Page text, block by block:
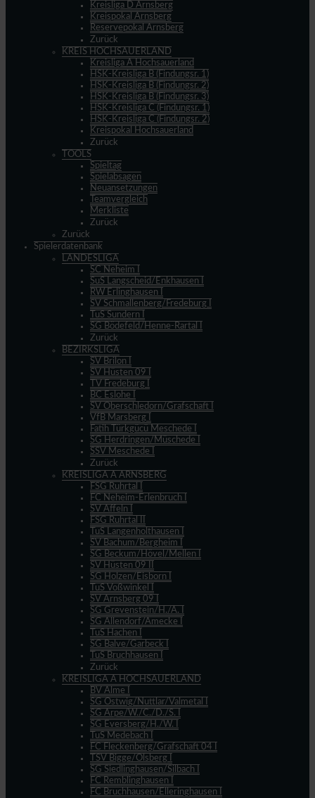
Kreisliga D Arnsberg
Kreispokal Arnsberg
Reservepokal Arnsberg
Zurück
KREIS HOCHSAUERLAND
Kreisliga A Hochsauerland
HSK-Kreisliga B (Findungsr. 1)
HSK-Kreisliga B (Findungsr. 2)
HSK-Kreisliga B (Findungsr. 3)
HSK-Kreisliga C (Findungsr. 1)
HSK-Kreisliga C (Findungsr. 2)
Kreispokal Hochsauerland
Zurück
TOOLS
Spieltag
Spielabsagen
Neuansetzungen
Teamvergleich
Merkliste
Zurück
Zurück
Spielerdatenbank
LANDESLIGA
SC Neheim I
SuS Langscheid/Enkhausen I
RW Erlinghausen I
SV Schmallenberg/Fredeburg I
TuS Sundern I
SG Bödefeld/Henne-Rartal I
Zurück
BEZIRKSLIGA
SV Brilon I
SV Hüsten 09 I
TV Fredeburg I
BC Eslohe I
SV Oberschledorn/Grafschaft I
VfB Marsberg I
Fatih Türkgücü Meschede I
SG Herdringen/Müschede I
SSV Meschede I
Zurück
KREISLIGA A ARNSBERG
FSG Ruhrtal I
FC Neheim-Erlenbruch I
SV Affeln I
FSG Ruhrtal II
TuS Langenholthausen I
SV Bachum/Bergheim I
SG Beckum/Hövel/Mellen I
SV Hüsten 09 II
SG Holzen/Eisborn I
TuS Voßwinkel I
SV Arnsberg 09 I
SG Grevenstein/H./A. I
SG Allendorf/Amecke I
TuS Hachen I
SG Balve/Garbeck I
TuS Bruchhausen I
Zurück
KREISLIGA A HOCHSAUERLAND
BV Alme I
SG Ostwig/Nuttlar/Valmetal I
SG Arpe/W./C./D./S. I
SG Eversberg/H./W. I
TuS Medebach I
FC Fleckenberg/Grafschaft 04 I
TSV Bigge/Olsberg I
SG Siedlinghausen/Silbach I
FC Remblinghausen I
FC Bruchhausen/Elleringhausen I